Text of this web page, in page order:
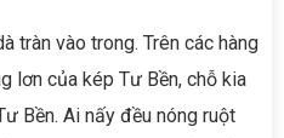
tràn vào trong. Trên các hàng
lơn của kép Tư Bền, chỗ kia
Bền. Ai nấy đều nóng ruột